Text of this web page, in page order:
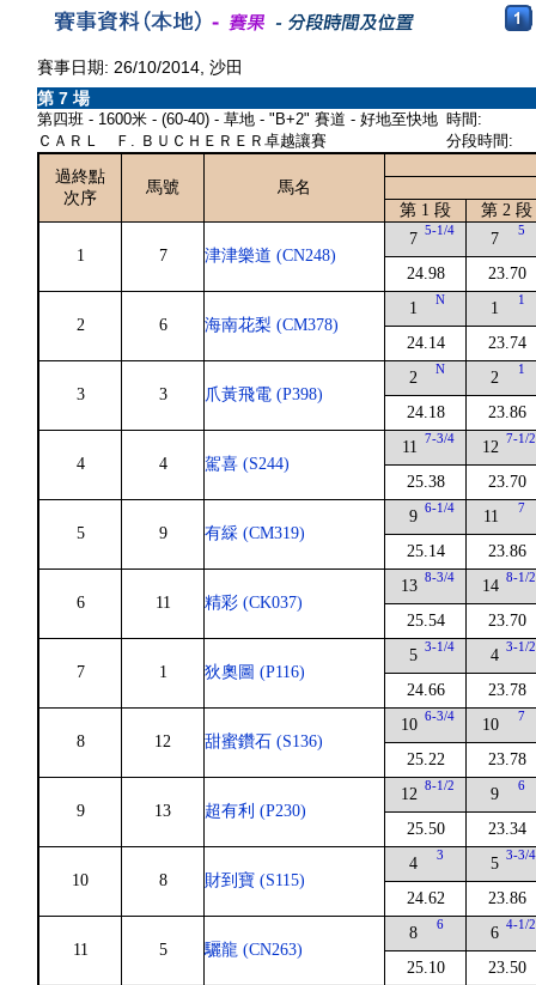
賽事日期: 26/10/2014, 沙田
第 7 場
第四班 - 1600米 - (60-40) - 草地 - "B+2" 賽道 - 好地至快地
ＣＡＲＬ Ｆ. ＢＵＣＨＥＲＥＲ卓越讓賽
時間:
分段時間:
過終點
次序
馬號
馬名
第 1 段
第 2 段
1 7 津津樂道 (CN248)
7 5-1/4
24.98
7 5
23.70
2 6 海南花梨 (CM378)
1 N
24.14
1 1
23.74
3 3 爪黃飛電 (P398)
2 N
24.18
2 1
23.86
4 4 駕喜 (S244)
11 7-3/4
25.38
12 7-1/2
23.70
5 9 有綵 (CM319)
9 6-1/4
25.14
11 7
23.86
6 11 精彩 (CK037)
13 8-3/4
25.54
14 8-1/2
23.70
7 1 狄奧圖 (P116)
5 3-1/4
24.66
4 3-1/2
23.78
8 12 甜蜜鑽石 (S136)
10 6-3/4
25.22
10 7
23.78
9 13 超有利 (P230)
12 8-1/2
25.50
9 6
23.34
10 8 財到寶 (S115)
4 3
24.62
5 3-3/4
23.86
11 5 驪龍 (CN263)
8 6
25.10
6 4-1/2
23.50